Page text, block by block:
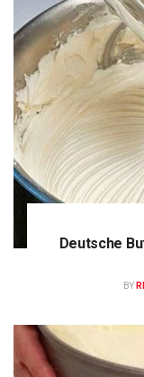
Deutsche
BY